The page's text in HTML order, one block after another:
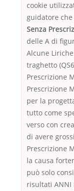
cookie
guidatore
Senza
delle A di
Alcune
traghetto
Prescrizione
Prescrizione
per la
tutto come
verso con
di avere
Prescrizione
la causa
può solo
risultati ANNI